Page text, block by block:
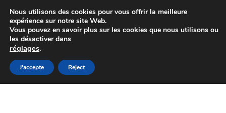
Colissimo livraison à partir de 7 EUR
Du lundi au vendredi de 9 h à 16 h
Aller
à
Aller
au
Nous utilisons des cookies pour vous offrir la meilleure
expérience sur notre site Web.
Vous pouvez en savoir plus sur les cookies que nous utilisons ou
les désactiver dans
réglages.
J'accepte Reject